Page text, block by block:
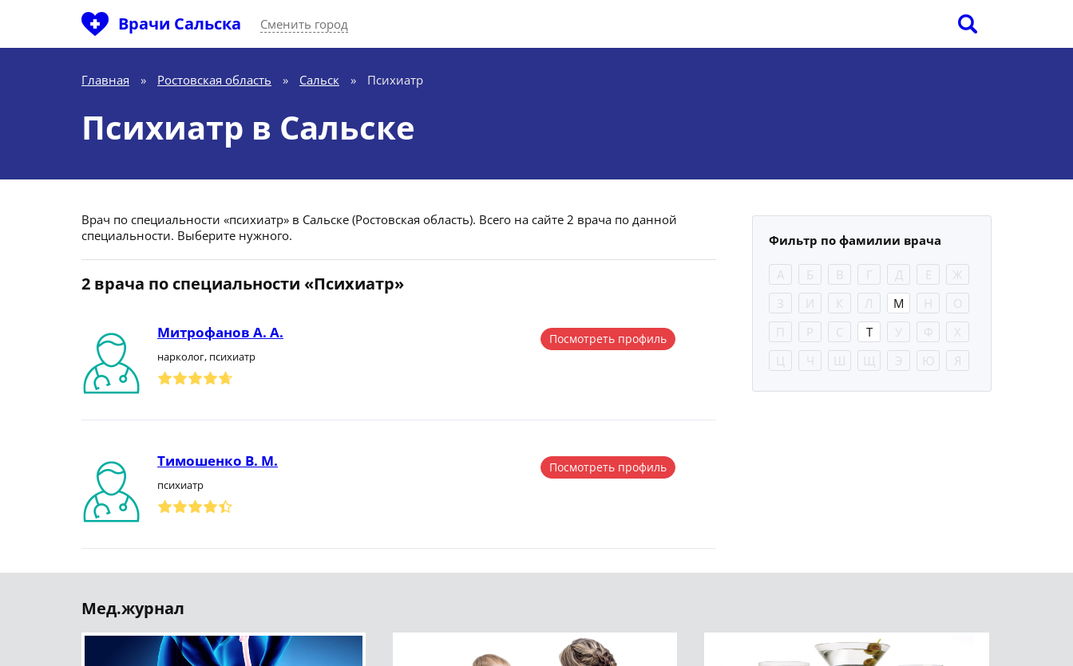
Врачи Сальска Сменить город
Главная » Ростовская область » Сальск » Психиатр
Психиатр в Сальске
Врач по специальности «психиатр» в Сальске (Ростовская область). Всего на сайте 2 врача по данной
специальности. Выберите нужного.
2 врача по специальности «Психиатр»
Митрофанов А. А.
нарколог, психиатр
Посмотреть профиль
Тимошенко В. М.
психиатр
Посмотреть профиль
Фильтр по фамилии врача
А Б В Г Д Е
Ж
З
И К Л М Н
О
П
Р С Т У Ф
Х
Ц
Ч Ш Щ Э Ю Я
Мед.журнал